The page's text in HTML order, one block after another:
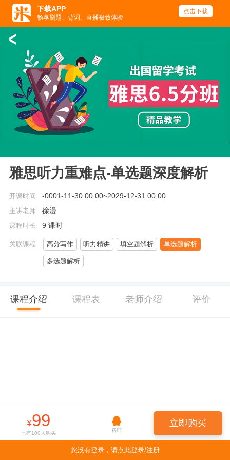
下载APP
畅享刷题、背词、直播极致体验
点击下载
<
雅思听力重难点-单选题深度解析
开课时间 -0001-11-30 00:00~2029-12-31 00:00
主讲老师 徐漫
课程时长 9 课时
关联课程 高分写作 听力精讲 填空题解析 单选题解析
多选题解析
课程介绍 课程表 老师介绍 评价
¥99
已有100 人购买
咨询
立即购买
您没有登录，请点此登录/注册